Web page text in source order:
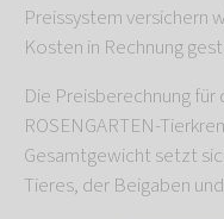
Preissystem versichern
Kosten in Rechnung
Die Preisberechnung
ROSENGARTEN-
Gesamtgewicht setzt
Tieres, der Beigaben